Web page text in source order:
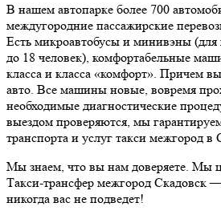
В нашем автопарке более 700
междугородние пассажирские
Есть микроавтобусы и минивэны (для
до 18 человек), комфортабельные
класса и класса «комфорт». Причем
авто. Все машины новые, вовремя
необходимые диагностические
выездом проверяются, мы
транспорта и услуг такси межгород в
Мы знаем, что вы нам доверяете. Мы
Такси-трансфер межгород Скадовск
никогда вас не подведет!